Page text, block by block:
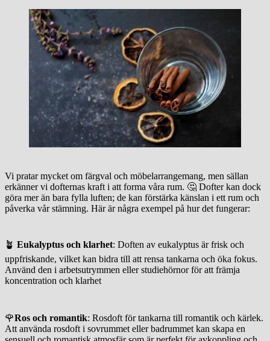
Vi pratar mycket om färgval och möbelarrangemang, men sällan
erkänner vi dofternas kraft i att forma våra rum. 🤔 Dofter kan dock
göra mer än bara fylla luften; de kan förstärka känslan i ett rum och
påverka vår stämning. Här är några exempel på hur det fungerar:
🪴 Eukalyptus och klarhet: Doften av eukalyptus är frisk och
uppfriskande, vilket kan bidra till att rensa tankarna och öka fokus.
Använd den i arbetsutrymmen eller studiehörnor för att främja
koncentration och klarhet
🌹Ros och romantik: Rosdoft för tankarna till romantik och kärlek.
Att använda rosdoft i sovrummet eller badrummet kan skapa en